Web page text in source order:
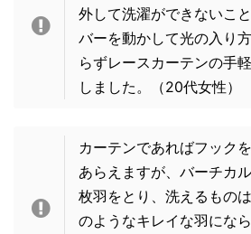
外して洗濯ができないこ
バーを動かして光の入り
らずレースカーテンの手
しました。（20代女性）
カーテンであればフック
あらえますが、バーチカ
枚羽をとり、洗えるもの
のようなキレイな羽にな